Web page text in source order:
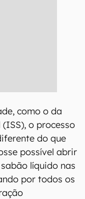
como o da
o processo
do que
possível abrir
líquido nas
por todos os